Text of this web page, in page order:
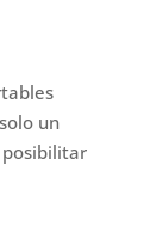
un